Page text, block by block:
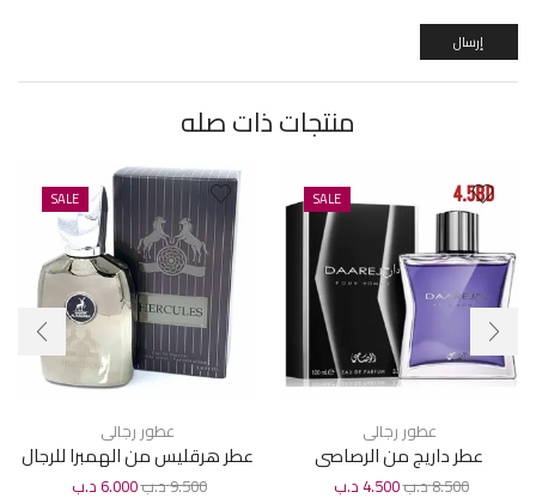
منتجات ذات صله
SALE
عطور رجالى
عطر داريج من الرصاصى
للرجال100مل8.500د.ب4.500د.ب
SALE
عطور رجالى
عطر هرقليس من الهمبرا للرجال
100مل9.500د.ب6.000د.ب